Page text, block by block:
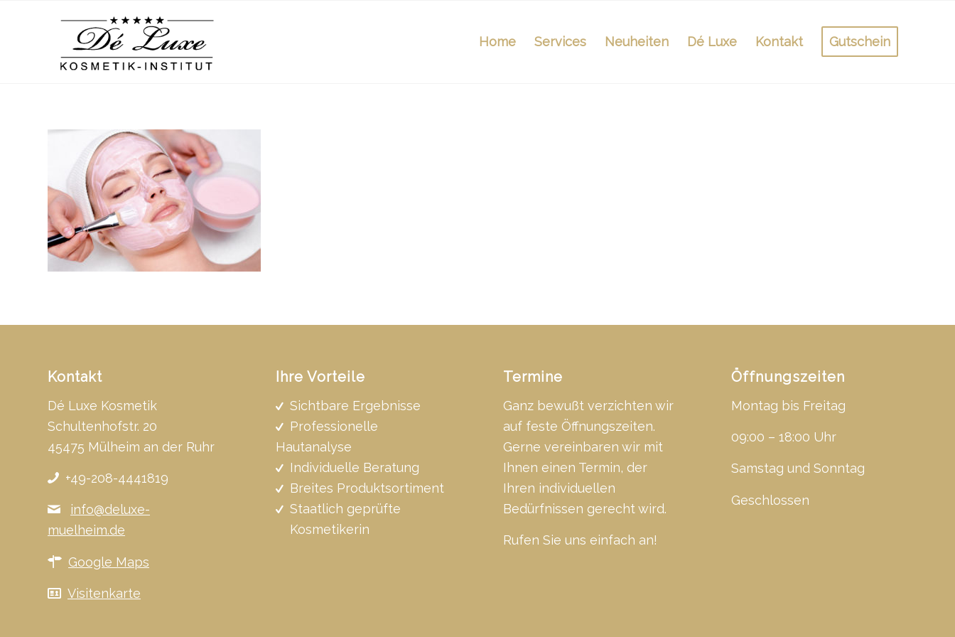
Home Services Neuheiten Dé Luxe Kontakt Gutschein
Kontakt
Dé Luxe Kosmetik
Schultenhofstr. 20
45475 Mülheim an der Ruhr
+49-208-4441819
info@deluxe-
muelheim.de
Google Maps
Visitenkarte
Ihre Vorteile
Sichtbare Ergebnisse
Professionelle
Hautanalyse
Individuelle Beratung
Breites Produktsortiment
Staatlich geprüfte
Kosmetikerin
Termine
Ganz bewußt verzichten wir
auf feste Öffnungszeiten.
Gerne vereinbaren wir mit
Ihnen einen Termin, der
Ihren individuellen
Bedürfnissen gerecht wird.
Rufen Sie uns einfach an!
Öffnungszeiten
Montag bis Freitag
09:00 – 18:00 Uhr
Samstag und Sonntag
Geschlossen